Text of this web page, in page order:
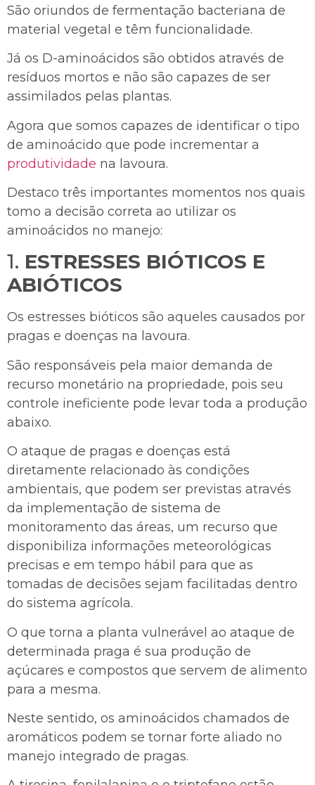
São oriundos de fermentação bacteriana de
material vegetal e têm funcionalidade.
Já os D-aminoácidos são obtidos através de
resíduos mortos e não são capazes de ser
assimilados pelas plantas.
Agora que somos capazes de identificar o tipo
de aminoácido que pode incrementar a
produtividade na lavoura.
Destaco três importantes momentos nos quais
tomo a decisão correta ao utilizar os
aminoácidos no manejo:
1. ESTRESSES BIÓTICOS E
ABIÓTICOS
Os estresses bióticos são aqueles causados por
pragas e doenças na lavoura.
São responsáveis pela maior demanda de
recurso monetário na propriedade, pois seu
controle ineficiente pode levar toda a produção
abaixo.
O ataque de pragas e doenças está
diretamente relacionado às condições
ambientais, que podem ser previstas através
da implementação de sistema de
monitoramento das áreas, um recurso que
disponibiliza informações meteorológicas
precisas e em tempo hábil para que as
tomadas de decisões sejam facilitadas dentro
do sistema agrícola.
O que torna a planta vulnerável ao ataque de
determinada praga é sua produção de
açúcares e compostos que servem de alimento
para a mesma.
Neste sentido, os aminoácidos chamados de
aromáticos podem se tornar forte aliado no
manejo integrado de pragas.